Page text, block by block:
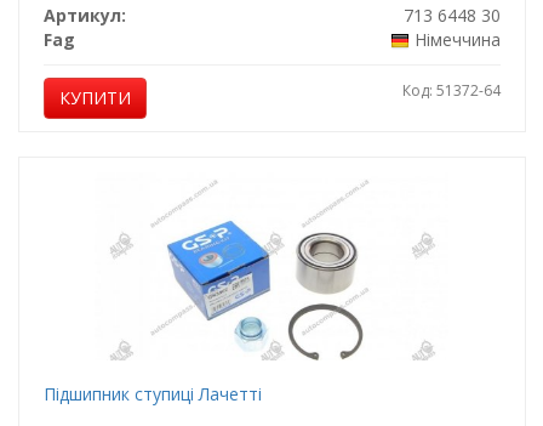
Артикул:
713 6448 30
Fag
Німеччина
КУПИТИ Код: 51372-64
Підшипник ступиці Лачетті